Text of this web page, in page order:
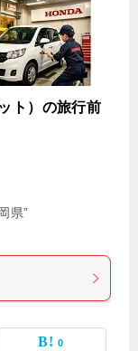
ト）の旅行前
県”
0